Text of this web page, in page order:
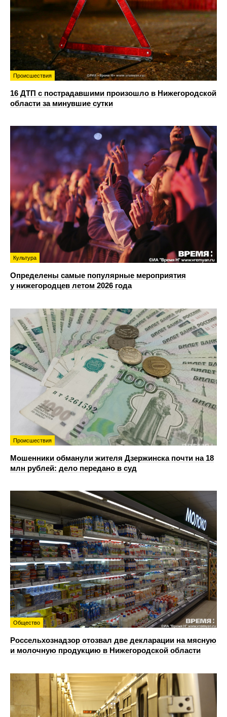
Происшествия
16 ДТП с пострадавшими произошло в Нижегородской
области за минувшие сутки
Культура
Определены самые популярные мероприятия
у нижегородцев летом 2026 года
Происшествия
Мошенники обманули жителя Дзержинска почти на 18
млн рублей: дело передано в суд
Общество
Россельхознадзор отозвал две декларации на мясную
и молочную продукцию в Нижегородской области